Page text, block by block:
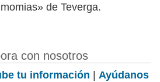
de Teverga.
con nosotros
tu información | Ayúdanos